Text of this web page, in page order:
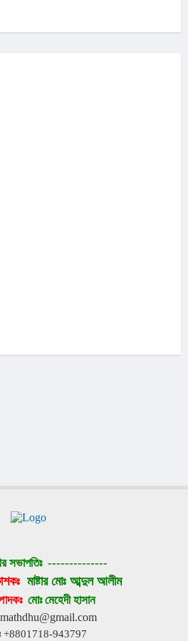
সভাপতিঃ --------------
মাষ্টার মোঃ আব্দুল আলীম
মোঃ মেহেদী হাসান
+8801718-943797